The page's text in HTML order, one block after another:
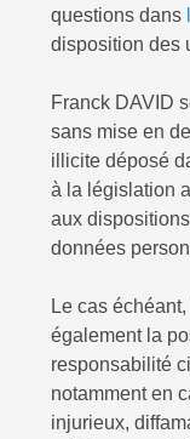
questions dans
disposition des
Franck DAVID
sans mise en
illicite déposé
à la législation
aux
données
Le cas
également la
responsabilité
notamment en
injurieux,